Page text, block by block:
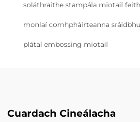
soláthraithe stampála miotail
monlaí comhpháirteanna
plátaí embossing miotail
Cuardach Cineálacha